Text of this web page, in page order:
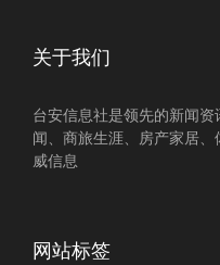
关于我们
台安信息社是领先的新闻
闻、商旅生涯、房产家居
威信息
网站标签